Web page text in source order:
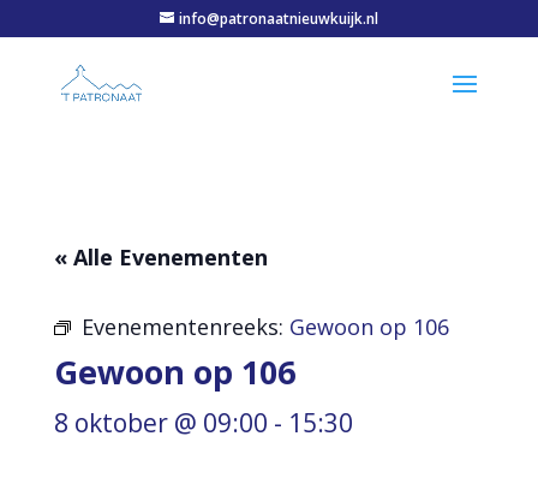
info@patronaatnieuwkuijk.nl
« Alle Evenementen
Evenementenreeks: Gewoon op 106
Gewoon op 106
8 oktober @ 09:00 - 15:30